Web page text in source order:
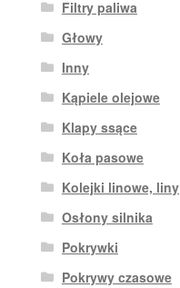
Filtry paliwa
Głowy
Inny
Kąpiele olejowe
Klapy ssące
Koła pasowe
Kolejki linowe, liny
Osłony silnika
Pokrywki
Pokrywy czasowe